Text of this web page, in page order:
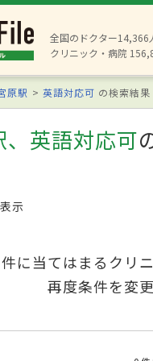
全国のドクター14,366
クリニック・病院
原駅 英語対応可 の検索結果
英語対応可
示
に当てはまるクリ
再度条件を変